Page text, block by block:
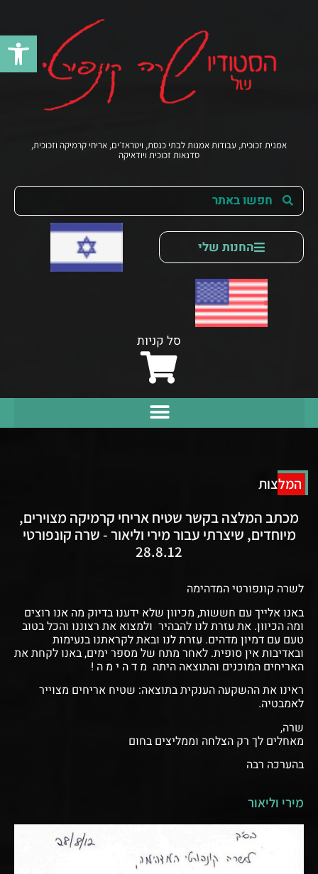
פתח
אמנית זכוכית, עבודות אמנות לבתי כנסת, ויטראז׳ים, אריחי קרמיקה וזכוכית,
סדנאות זכוכית ויודאיקה
החנות שלי
סל קניות
המלצות
מכתב המלצה בקשר שטיח אריחי קרמיקה מצוירים,
מיוחדים, שיצרתי עבור מירי וליאור - שרה קונפורטי
28.8.12
לשרה קונפורטי המדהימה
באנו אלייך עם חששות, מכיוון שלא ידענו בדיוק מה אנו רוצים
ומה הכיוון. את עזרת לנו להבהיר ולמצוא את רצוננו והכל בטוב
טעם עם דמיון מדהים. עזרת לנו ובאת לקראתנו בנעימות
ובאדיבות אין סופית. לאחר מתח של מספר ימים, באנו לקחת את
האריחים המוכנים והתוצאה היתה מ ד ה י מ ה !
ראינו את ההשקעה הענקית בתוצאה: שטיח אריחים מצוייר
לאמבטיה.
שרה,
מאחלים לך רק הצלחה וממליצים בחום
בהערכה רבה
מירי וליאור